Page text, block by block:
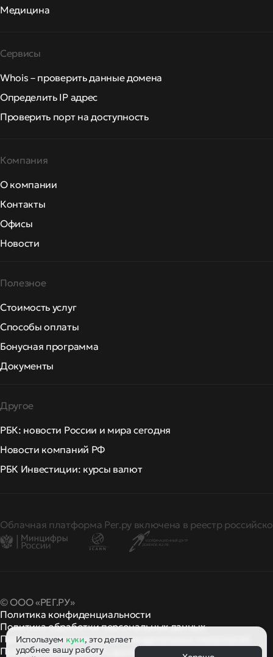
Медицина
Сервисы
Whois – проверить данные домена
Определить IP адрес
Проверить порт на доступность
Компания
О компании
Контакты
Офисы
Новости
Полезное
Стоимость услуг
Способы оплаты
Бонусная программа
Документы
Другое
РБК: новости России и мира сегодня
Новости компаний РФ
РБК Инвестиции: курсы валют
Облачная платформа Рег.ру включена в реестр
© ООО «РЕГ.РУ»
Политика конфиденциальности
Политика обработки персональных данных
Правила применения рекомендательных технологий
Правила пользованияи другие правила и политики
Используем куки, это делает
удобнее вашу работу